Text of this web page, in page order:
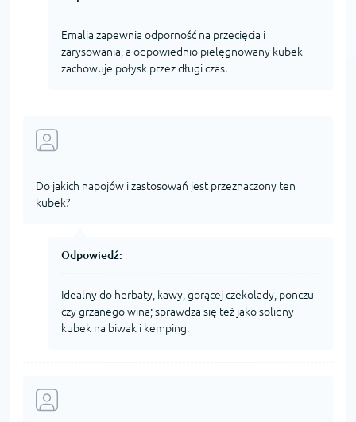
Emalia zapewnia odporność na przecięcia i
zarysowania, a odpowiednio pielęgnowany kubek
zachowuje połysk przez długi czas.
Do jakich napojów i zastosowań jest przeznaczony ten
kubek?
Odpowiedź:
Idealny do herbaty, kawy, gorącej czekolady, ponczu
czy grzanego wina; sprawdza się też jako solidny
kubek na biwak i kemping.